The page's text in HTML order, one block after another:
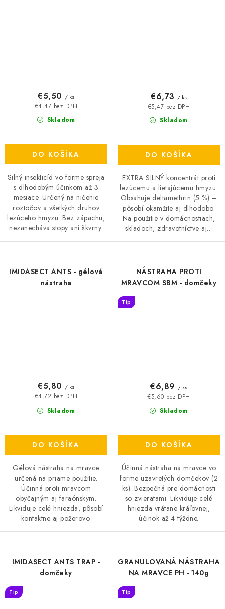
Skladom
€4,47 bez DPH
€5,50 / ks
DO KOŠÍKA
Silný insekticíd vo forme spreja
s dlhodobým účinkom až 3
mesiace. Určený na ničenie
roztočov a všetkých druhov
lezúceho hmyzu. Bez zápachu,
nezanecháva stopy ani škvrny.
Skladom
€5,47 bez DPH
€6,73 / ks
DO KOŠÍKA
EXTRA SILNÝ koncentrát proti
lezúcemu a lietajúcemu hmyzu.
Obsahuje deltamethrin (5 %) –
pôsobí okamžite aj dlhodobo.
Na použitie v domácnostiach,
skladoch, zdravotníctve aj...
IMIDASECT ANTS - gélová
nástraha
Skladom
€4,72 bez DPH
€5,80 / ks
DO KOŠÍKA
Gélová nástraha na mravce
určená na priame použitie.
Účinná proti mravcom
obyčajným aj faraónskym.
Likviduje celé hniezda, pôsobí
kontaktne aj požerovo.
NÁSTRAHA PROTI
MRAVCOM SBM - domčeky
Tip
Skladom
€5,60 bez DPH
€6,89 / ks
DO KOŠÍKA
Účinná nástraha na mravce vo
forme uzavretých domčekov (2
ks). Bezpečná pre domácnosti
so zvieratami. Likviduje celé
hniezda vrátane kráľovnej,
účinok až 4 týždne.
IMIDASECT ANTS TRAP -
domčeky
Tip
GRANULOVANÁ NÁSTRAHA
NA MRAVCE PH - 140g
Tip